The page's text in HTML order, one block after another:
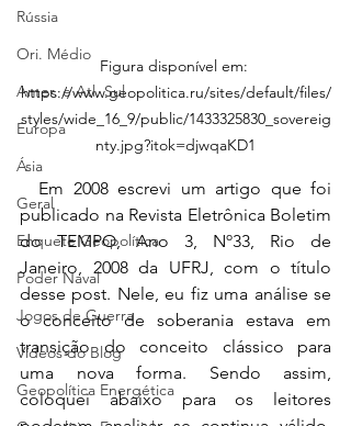
Rússia
Ori. Médio
Amer. e Atl. Sul
Europa
Ásia
Geral
Enquete Geopolítica
Poder Naval
Jogos de Guerra
Vídeos do Blog
Geopolítica Energética
Figura disponível em:
https://www.geopolitica.ru/sites/default/files/
styles/wide_16_9/public/1433325830_sovereig
nty.jpg?itok=djwqaKD1
publicado na Revista Eletrônica Boletim
do TEMPO, Ano 3, Nº33, Rio de
Janeiro, 2008 da UFRJ, com o título
desse post. Nele, eu fiz uma análise se
o conceito de soberania estava em
transição do conceito clássico para
uma nova forma. Sendo assim,
coloquei abaixo para os leitores